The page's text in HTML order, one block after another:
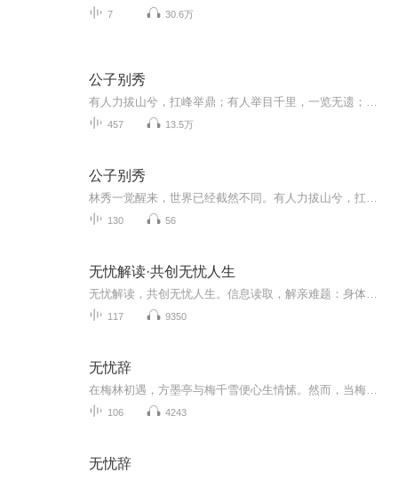
7 30.6万
公子别秀
457 13.5万
公子别秀
130 56
无忧解读·共创无忧人生
117 9350
无忧辞
106 4243
无忧辞